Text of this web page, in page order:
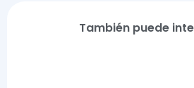
También puede